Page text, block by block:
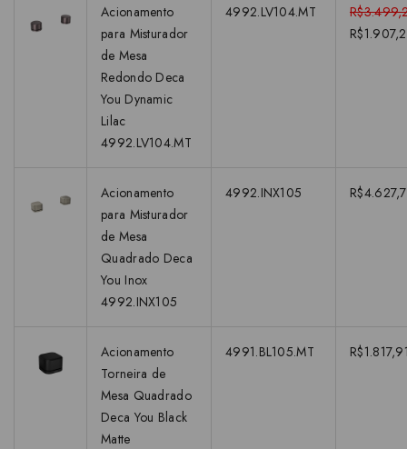
Acionamento
para Misturador
de Mesa
Redondo Deca
You Dynamic
Lilac
4992.LV104.MT
4992.LV104.MT
Acionamento
para Misturador
de Mesa
Quadrado Deca
You Inox
4992.INX105
4992.INX105
Acionamento
Torneira de
Mesa Quadrado
Deca You Black
Matte
4991.BL105.MT